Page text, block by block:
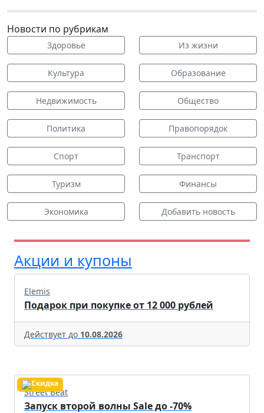
Новости по рубрикам
Здоровье Из жизни
Культура Образование
Недвижимость Общество
Политика Правопорядок
Спорт Транспорт
Туризм Финансы
Экономика Добавить новость
Акции и купоны
Elemis
Подарок при покупке от 12 000 рублей
Действует до 10.08.2026
Street Beat
Запуск второй волны Sale до -70%